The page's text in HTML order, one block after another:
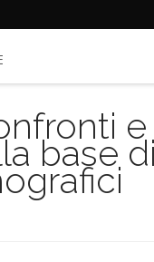
base